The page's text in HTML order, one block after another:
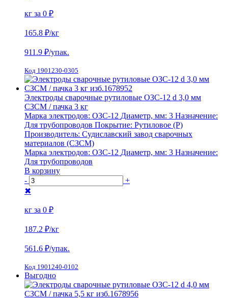
кг за 0 ₽
165.8 ₽/кг
911.9 ₽/упак.
Код 1901230-0305
Электроды сварочные рутиловые ОЗС-12 d 3,0 мм
СЗСМ / пачка 3 кг
Марка электродов: ОЗС-12 Диаметр, мм: 3 Назначение:
Для трубопроводов Покрытие: Рутиловое (Р)
Производитель: Судиславский завод сварочных
материалов (СЗСМ)
Марка электродов: ОЗС-12 Диаметр, мм: 3 Назначение:
Для трубопроводов
В корзину
-
+
✖
кг за 0 ₽
187.2 ₽/кг
561.6 ₽/упак.
Код 1901240-0102
Выгодно